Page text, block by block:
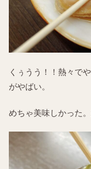
くぅうう！！熱々で
がやばい。
めちゃ美味しかった